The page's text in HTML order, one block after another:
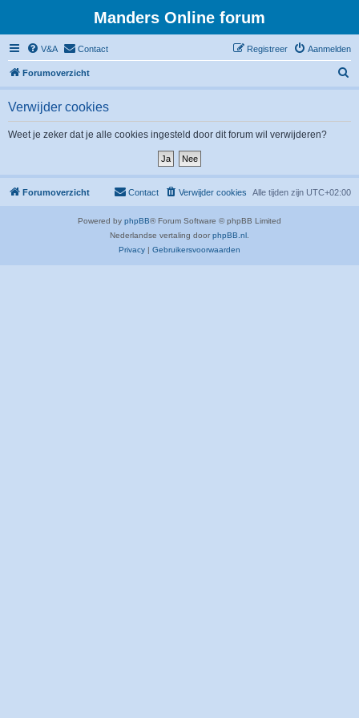
Manders Online forum
V&A Contact Aanmelden
Registreer
Forumoverzicht
Verwijder cookies
Weet je zeker dat je alle cookies ingesteld door dit forum wil verwijderen?
Forumoverzicht Alle tijden zijn UTC+02:00
Verwijder cookies
Contact
Powered by phpBB® Forum Software © phpBB Limited
Nederlandse vertaling door phpBB.nl
Privacy | Gebruikersvoorwaarden